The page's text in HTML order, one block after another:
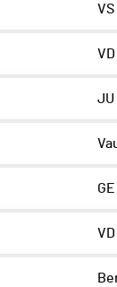
VS
VD
JU
GE
VD